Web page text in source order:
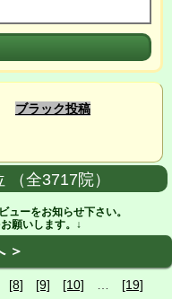
ブラック投稿
全3717院）
ューをお知らせ下さい。
願いします。↓
＞
[8] [9] [10] … [19]